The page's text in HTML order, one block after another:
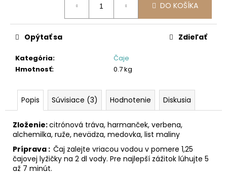
DO KOŠÍKA
Kategória:
Čaje
Hmotnosť: 0.7 kg
Opýtať sa Zdieľať
Popis Súvisiace (3) Hodnotenie Diskusia
Zloženie:citrónová tráva, harmanček, verbena,
alchemilka, ruže, nevädza, medovka, list maliny
Príprava : Čaj zalejte vriacou vodou v pomere 1,25
čajovej lyžičky na 2 dl vody. Pre najlepší zážitok lúhujte 5
až 7 minút.